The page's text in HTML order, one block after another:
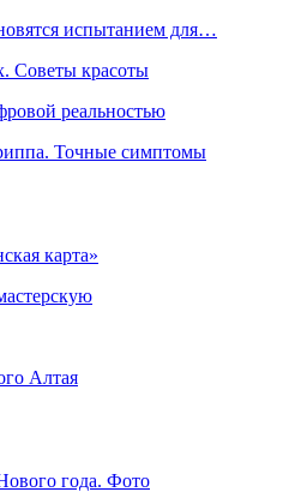
испытанием для…
Советы красоты
реальностью
Точные симптомы
карта»
Алтая
года. Фото